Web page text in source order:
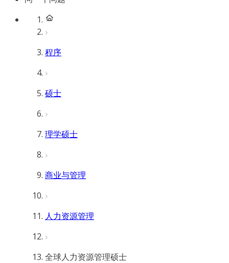
程序
硕士
理学硕士
商业与管理
人力资源管理
全球人力资源管理硕士